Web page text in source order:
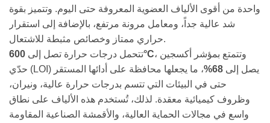
واحدة من أقوى الألياف العضوية المعروفة حتى اليوم. وتتميز بقوة
شد عالية جداً، ومعامل مرونة مرتفع، بالإضافة إلى استقرار
حراري ممتاز وخصائص مثبطة للاشتعال.
تتحمل درجات حرارة تصل إلى600°C، وتتمتع بمؤشر أكسجين
حدّي (LOI) يصل إلى 68%
، ما يجعلها محافظة على أدائها المستقر
حتى في البيئات التي تتسم بدرجات حرارة عالية، ونيران،
وظروف كيميائية معقدة. لذلك، تُستخدم هذه الألياف على نطاق
واسع في مجالات الحماية العالية، والأقمشة الصناعية المقاومة